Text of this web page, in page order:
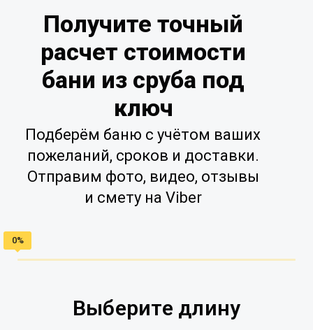
Подберём баню с учётом ваших
пожеланий, сроков и доставки.
Отправим фото, видео, отзывы
и смету на Viber
Получите точный
расчет стоимости
бани из сруба под
ключ
Выберите длину